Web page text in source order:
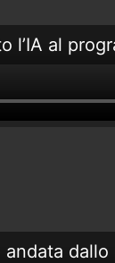
l’IA al
andata